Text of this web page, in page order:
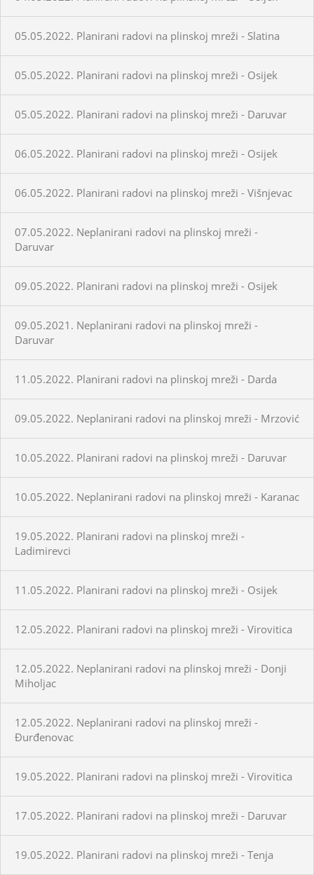
05.05.2022. Planirani radovi na plinskoj mreži - Slatina
05.05.2022. Planirani radovi na plinskoj mreži - Osijek
05.05.2022. Planirani radovi na plinskoj mreži - Daruvar
06.05.2022. Planirani radovi na plinskoj mreži - Osijek
06.05.2022. Planirani radovi na plinskoj mreži - Višnjevac
07.05.2022. Neplanirani radovi na plinskoj mreži -
Daruvar
09.05.2022. Planirani radovi na plinskoj mreži - Osijek
09.05.2021. Neplanirani radovi na plinskoj mreži -
Daruvar
11.05.2022. Planirani radovi na plinskoj mreži - Darda
09.05.2022. Neplanirani radovi na plinskoj mreži - Mrzović
10.05.2022. Planirani radovi na plinskoj mreži - Daruvar
10.05.2022. Neplanirani radovi na plinskoj mreži - Karanac
19.05.2022. Planirani radovi na plinskoj mreži -
Ladimirevci
11.05.2022. Planirani radovi na plinskoj mreži - Osijek
12.05.2022. Planirani radovi na plinskoj mreži - Virovitica
12.05.2022. Neplanirani radovi na plinskoj mreži - Donji
Miholjac
12.05.2022. Neplanirani radovi na plinskoj mreži -
Đurđenovac
19.05.2022. Planirani radovi na plinskoj mreži - Virovitica
17.05.2022. Planirani radovi na plinskoj mreži - Daruvar
19.05.2022. Planirani radovi na plinskoj mreži - Tenja